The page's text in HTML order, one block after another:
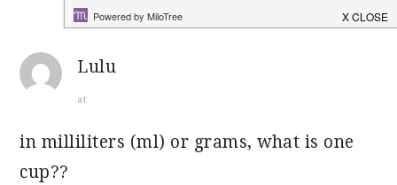
Lulu
at
in milliliters (ml) or grams, what is one
cup??